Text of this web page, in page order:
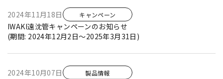
2024年11月18日 キャンペーン
IWAKI遠沈管キャンペーンのお知らせ
(期間: 2024年12月2日～2025年3月31日)
2024年10月07日 製品情報